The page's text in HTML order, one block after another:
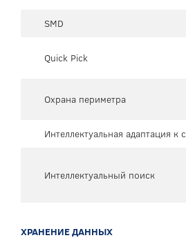
SMD
Quick Pick
Охрана периметра
Интеллектуальная адаптация к
Интеллектуальный поиск
ХРАНЕНИЕ ДАННЫХ